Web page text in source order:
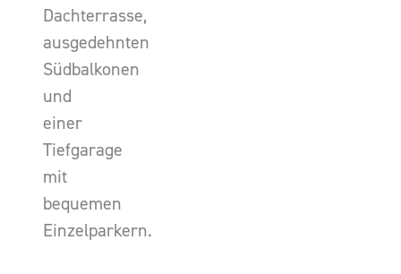
Dachterrasse,
ausgedehnten
Südbalkonen
und
einer
Tiefgarage
mit
bequemen
Einzelparkern.